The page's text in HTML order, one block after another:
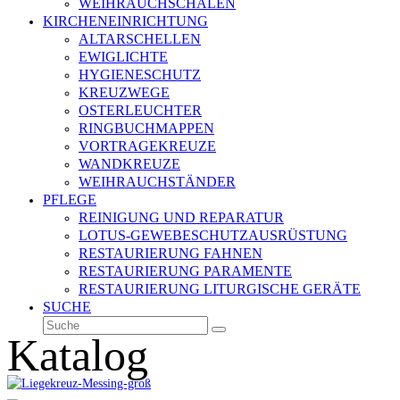
WEIHRAUCHSCHALEN
KIRCHENEINRICHTUNG
ALTARSCHELLEN
EWIGLICHTE
HYGIENESCHUTZ
KREUZWEGE
OSTERLEUCHTER
RINGBUCHMAPPEN
VORTRAGEKREUZE
WANDKREUZE
WEIHRAUCHSTÄNDER
PFLEGE
REINIGUNG UND REPARATUR
LOTUS-GEWEBESCHUTZAUSRÜSTUNG
RESTAURIERUNG FAHNEN
RESTAURIERUNG PARAMENTE
RESTAURIERUNG LITURGISCHE GERÄTE
SUCHE
Suche
Senden
Katalog